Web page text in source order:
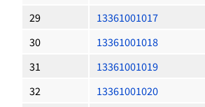
29
13361001017
30
13361001018
31
13361001019
32
13361001020